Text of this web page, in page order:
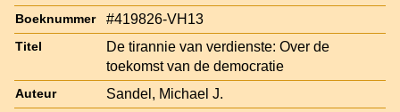
Boeknummer #419826-VH13
Titel
De tirannie van verdienste: Over de
toekomst van de democratie
Auteur Sandel, Michael J.